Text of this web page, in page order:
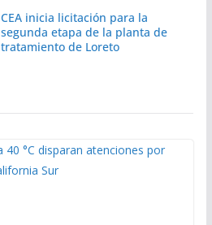
CEA inicia licitación para la
segunda etapa de la planta de
tratamiento de Loreto